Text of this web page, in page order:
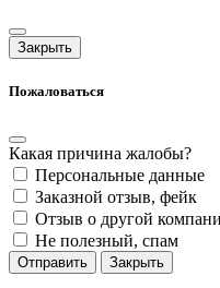
Закрыть
Пожаловаться
Какая причина жалобы?
Персональные данные
Заказной отзыв, фейк
Отзыв о другой
Не полезный, спам
Отправить Закрыть